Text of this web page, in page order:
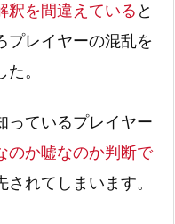
釈を間違えている と
プレイヤーの混乱を
。
ているプレイヤー
のか嘘なのか判断で
れてしまいます。